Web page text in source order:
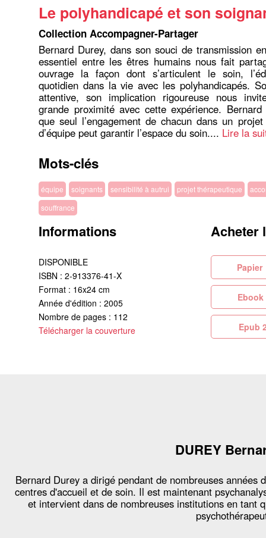
Le polyhandicapé et son
Collection Accompagner-Partager
Bernard Durey, dans son souci de transmission
essentiel entre les êtres humains nous fait
ouvrage la façon dont s’articulent le soin,
quotidien dans la vie avec les polyhandicapés.
attentive, son implication rigoureuse nous
grande proximité avec cette expérience.
que seul l’engagement de chacun dans un
d’équipe peut garantir l’espace du soin.... Lire la
Mots-clés
équipe soignants sensibilité à autrui projet thérapeutique
souffrance
Informations
DISPONIBLE
ISBN : 2-913376-41-X
Format : 16x24 cm
Année d'édition : 2005
Nombre de pages : 112
Télécharger la couverture
Acheter
DUREY
Bernard Durey a dirigé pendant de nombreuses années
centres d'accueil et de soin. Il est maintenant
et intervient dans de nombreuses institutions en tant